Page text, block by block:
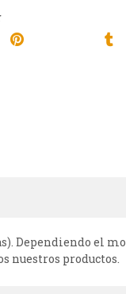
Dependiendo el
nuestros productos.